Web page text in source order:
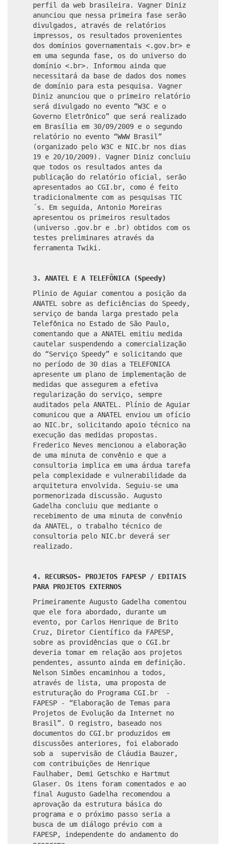
perfil da web brasileira. Vagner Diniz
anunciou que nessa primeira fase serão
divulgados, através de relatórios
impressos, os resultados provenientes
dos domínios governamentais <.gov.br> e
em uma segunda fase, os do universo do
domínio <.br>. Informou ainda que
necessitará da base de dados dos nomes
de domínio para esta pesquisa. Vagner
Diniz anunciou que o primeiro relatório
será divulgado no evento “W3C e o
Governo Eletrônico” que será realizado
em Brasília em 30/09/2009 e o segundo
relatório no evento “WWW Brasil”
(organizado pelo W3C e NIC.br nos dias
19 e 20/10/2009). Vagner Diniz concluiu
que todos os resultados antes da
publicação do relatório oficial, serão
apresentados ao CGI.br, como é feito
tradicionalmente com as pesquisas TIC
´s. Em seguida, Antonio Moreiras
apresentou os primeiros resultados
(universo .gov.br e .br) obtidos com os
testes preliminares através da
ferramenta Twiki.
3. ANATEL E A TELEFÔNICA (Speedy)
Plinio de Aguiar comentou a posição da
ANATEL sobre as deficiências do Speedy,
serviço de banda larga prestado pela
Telefônica no Estado de São Paulo,
comentando que a ANATEL emitiu medida
cautelar suspendendo a comercialização
do “Serviço Speedy” e solicitando que
no período de 30 dias a TELEFONICA
apresente um plano de implementação de
medidas que assegurem a efetiva
regularização do serviço, sempre
auditados pela ANATEL. Plínio de Aguiar
comunicou que a ANATEL enviou um ofício
ao NIC.br, solicitando apoio técnico na
execução das medidas propostas.
Frederico Neves mencionou a elaboração
de uma minuta de convênio e que a
consultoria implica em uma árdua tarefa
pela complexidade e vulnerabilidade da
arquitetura envolvida. Seguiu-se uma
pormenorizada discussão. Augusto
Gadelha concluiu que mediante o
recebimento de uma minuta de convênio
da ANATEL, o trabalho técnico de
consultoria pelo NIC.br deverá ser
realizado.
4. RECURSOS- PROJETOS FAPESP / EDITAIS
PARA PROJETOS EXTERNOS
Primeiramente Augusto Gadelha comentou
que ele fora abordado, durante um
evento, por Carlos Henrique de Brito
Cruz, Diretor Científico da FAPESP,
sobre as providências que o CGI.br
deveria tomar em relação aos projetos
pendentes, assunto ainda em definição.
Nelson Simões encaminhou a todos,
através de lista, uma proposta de
estruturação do Programa CGI.br -
FAPESP - “Elaboração de Temas para
Projetos de Evolução da Internet no
Brasil”. O registro, baseado nos
documentos do CGI.br produzidos em
discussões anteriores, foi elaborado
sob a supervisão de Cláudia Bauzer,
com contribuições de Henrique
Faulhaber, Demi Getschko e Hartmut
Glaser. Os itens foram comentados e ao
final Augusto Gadelha recomendou a
aprovação da estrutura básica do
programa e o próximo passo seria a
busca de um diálogo prévio com a
FAPESP, independente do andamento do